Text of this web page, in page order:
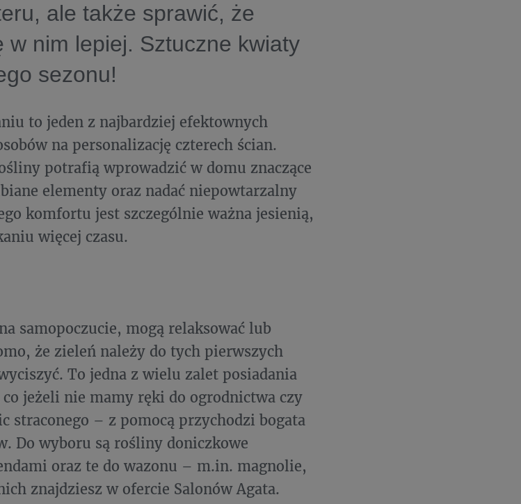
ale także sprawić, że
w nim lepiej. Sztuczne kwiaty
sezonu!
to jeden z najbardziej efektownych
na personalizację czterech ścian.
potrafią wprowadzić w domu znaczące
elementy oraz nadać niepowtarzalny
komfortu jest szczególnie ważna jesienią,
więcej czasu.
samopoczucie, mogą relaksować lub
że zieleń należy do tych pierwszych
To jedna z wielu zalet posiadania
jeżeli nie mamy ręki do ogrodnictwa czy
straconego – z pomocą przychodzi bogata
Do wyboru są rośliny doniczkowe
oraz te do wazonu – m.in. magnolie,
znajdziesz w ofercie Salonów Agata.